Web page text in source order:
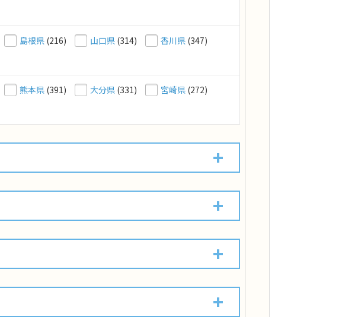
島根県 (216) 山口県 (314) 香川県 (347)
熊本県 (391) 大分県 (331) 宮崎県 (272)